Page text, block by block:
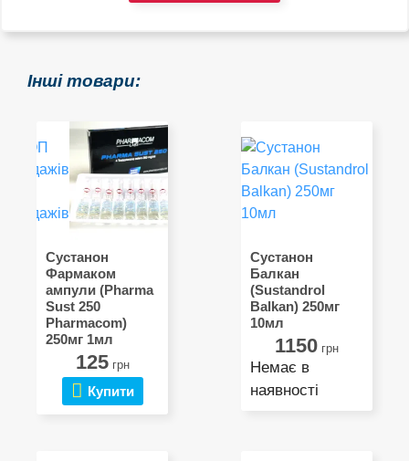
Інші товари:
Продажів
Сустанон
Фармаком
ампули (Pharma
Sust 250
Pharmacom)
250мг 1мл
125грн
Купити
Сустанон
Балкан
(Sustandrol
Balkan) 250мг
10мл
1150 грн
Немає в
наявності